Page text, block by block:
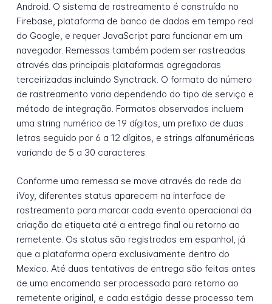
Android. O sistema de rastreamento é construído no
Firebase, plataforma de banco de dados em tempo real
do Google, e requer JavaScript para funcionar em um
navegador. Remessas também podem ser rastreadas
através das principais plataformas agregadoras
terceirizadas incluindo Synctrack. O formato do número
de rastreamento varia dependendo do tipo de serviço e
método de integração. Formatos observados incluem
uma string numérica de 19 dígitos, um prefixo de duas
letras seguido por 6 a 12 dígitos, e strings alfanuméricas
variando de 5 a 30 caracteres.
Conforme uma remessa se move através da rede da
iVoy, diferentes status aparecem na interface de
rastreamento para marcar cada evento operacional da
criação da etiqueta até a entrega final ou retorno ao
remetente. Os status são registrados em espanhol, já
que a plataforma opera exclusivamente dentro do
Mexico. Até duas tentativas de entrega são feitas antes
de uma encomenda ser processada para retorno ao
remetente original, e cada estágio desse processo tem